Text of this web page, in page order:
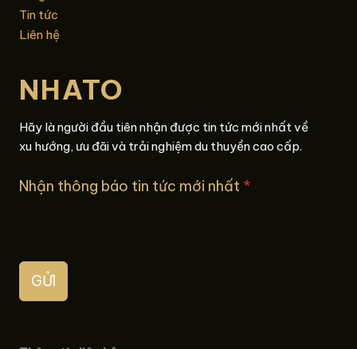
Tin tức
Liên hệ
NHATO
Hãy là người đầu tiên nhận được tin tức mới nhất về
xu hướng, ưu đãi và trải nghiệm du thuyền cao cấp.
Nhận thông báo tin tức mới nhất *
GỬI